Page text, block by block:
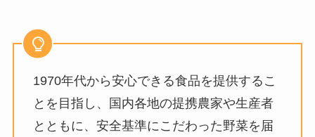
1970年代から安心できる食品を提供するこ
とを目指し、国内各地の提携農家や生産者
とともに、安全基準にこだわった野菜を届